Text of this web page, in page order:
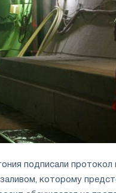
подписали протокол
которому